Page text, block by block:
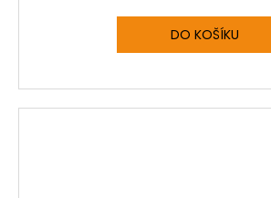
DO KOŠÍKU